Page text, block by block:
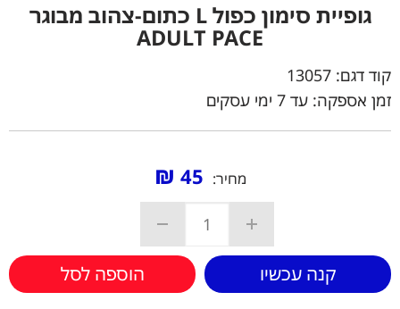
גופיית סימון כפול L כתום-צהוב מבוגר
ADULT PACE
קוד דגם: 13057
זמן אספקה: עד 7 ימי עסקים
מחיר: 45
₪
קנה עכשיו הוספה לסל